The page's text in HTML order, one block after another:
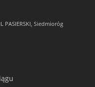
PASIERSKI, Siedmioróg